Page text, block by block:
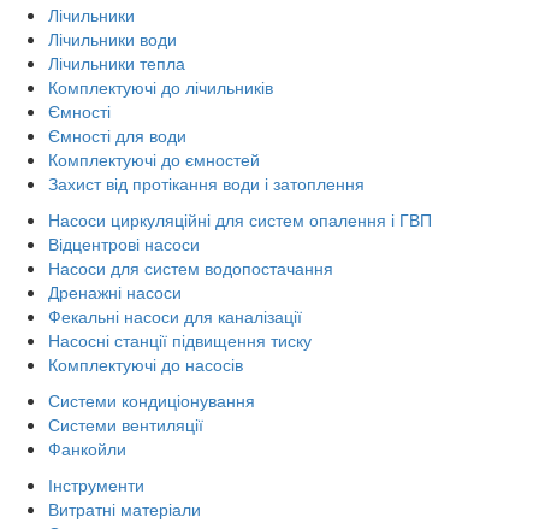
Лічильники
Лічильники води
Лічильники тепла
Комплектуючі до лічильників
Ємності
Ємності для води
Комплектуючі до ємностей
Захист від протікання води і затоплення
Насоси циркуляційні для систем опалення і ГВП
Відцентрові насоси
Насоси для систем водопостачання
Дренажні насоси
Фекальні насоси для каналізації
Насосні станції підвищення тиску
Комплектуючі до насосів
Системи кондиціонування
Системи вентиляції
Фанкойли
Інструменти
Витратні матеріали